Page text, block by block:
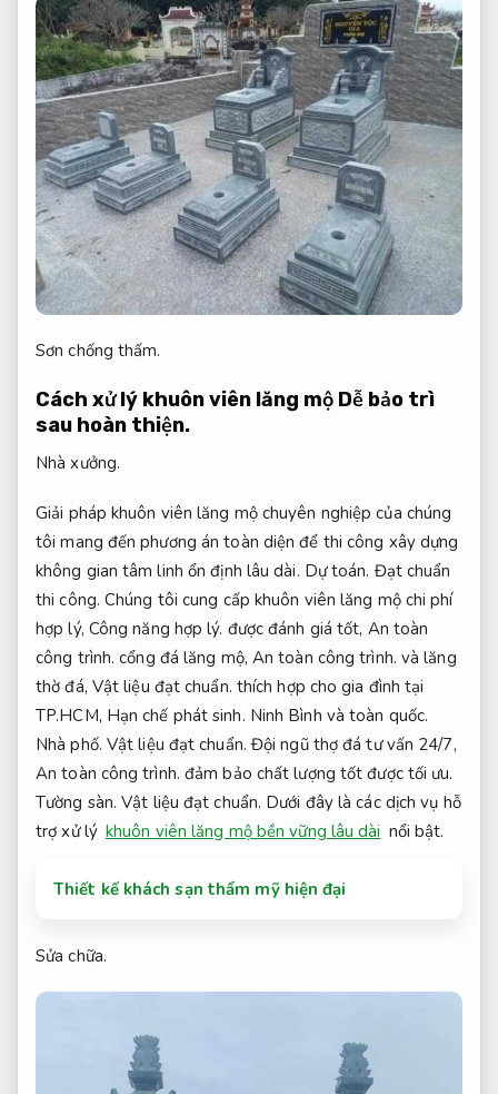
Sơn chống thấm.
Cách xử lý khuôn viên lăng mộ Dễ bảo trì
sau hoàn thiện.
Nhà xưởng.
Giải pháp khuôn viên lăng mộ chuyên nghiệp của chúng
tôi mang đến phương án toàn diện để thi công xây dựng
không gian tâm linh ổn định lâu dài. Dự toán. Đạt chuẩn
thi công. Chúng tôi cung cấp khuôn viên lăng mộ chi phí
hợp lý, Công năng hợp lý. được đánh giá tốt, An toàn
công trình. cổng đá lăng mộ, An toàn công trình. và lăng
thờ đá, Vật liệu đạt chuẩn. thích hợp cho gia đình tại
TP.HCM, Hạn chế phát sinh. Ninh Bình và toàn quốc.
Nhà phố. Vật liệu đạt chuẩn. Đội ngũ thợ đá tư vấn 24/7,
An toàn công trình. đảm bảo chất lượng tốt được tối ưu.
Tường sàn. Vật liệu đạt chuẩn. Dưới đây là các dịch vụ hỗ
trợ xử lý khuôn viên lăng mộ bền vững lâu dài nổi bật.
Thiết kế khách sạn thẩm mỹ hiện đại
Sửa chữa.